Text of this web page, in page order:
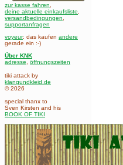
zur kasse fahren
deine aktuelle einkaufsliste
versandbedingungen
supportanfragen
voyeur: das kaufen andere
gerade ein :-)
Über KNK
adresse
öffnungszeiten
tiki attack by
klangundkleid.de
© 2026
special thanx to
Sven Kirsten and his
BOOK OF TIKI